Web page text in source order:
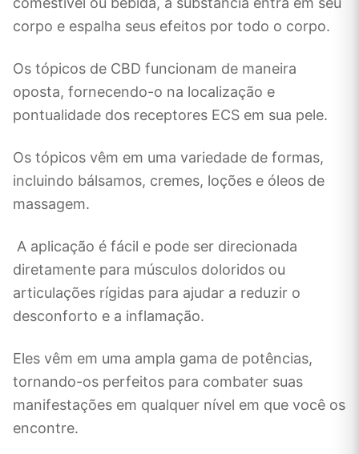
corpo e espalha seus efeitos por todo o corpo.
Os tópicos de CBD funcionam de maneira
oposta, fornecendo-o na localização e
pontualidade dos receptores ECS em sua pele.
Os tópicos vêm em uma variedade de formas,
incluindo bálsamos, cremes, loções e óleos de
massagem.
A aplicação é fácil e pode ser direcionada
diretamente para músculos doloridos ou
articulações rígidas para ajudar a reduzir o
desconforto e a inflamação.
Eles vêm em uma ampla gama de potências,
tornando-os perfeitos para combater suas
manifestações em qualquer nível em que você os
encontre.